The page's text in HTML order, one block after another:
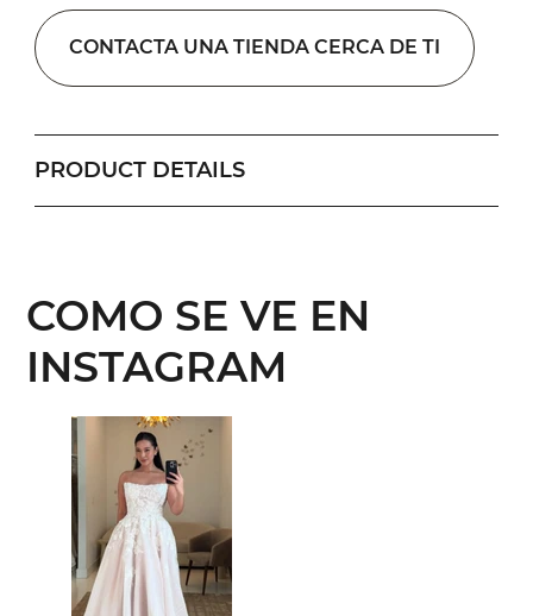
CONTACTA UNA TIENDA CERCA DE TI
PRODUCT DETAILS
COMO SE VE EN
INSTAGRAM